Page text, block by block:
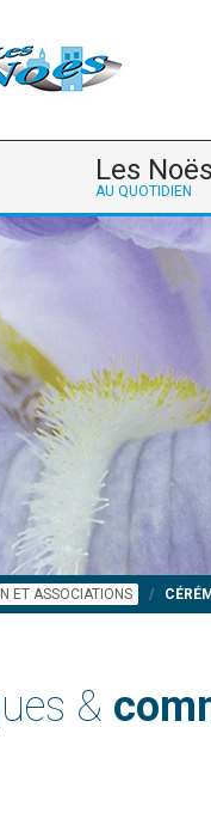
Les
AU QUOTIDIEN
ET ASSOCIATIONS
&